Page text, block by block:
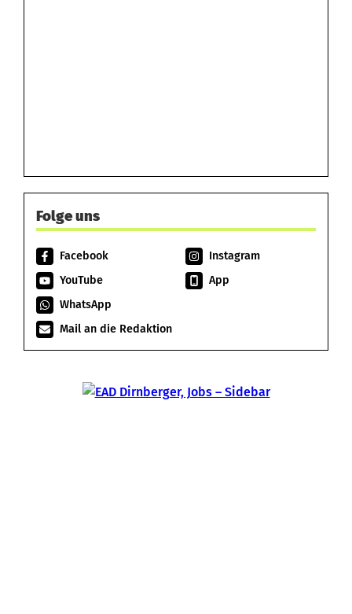
Folge uns
Facebook
Instagram
YouTube
App
WhatsApp
Mail an die Redaktion